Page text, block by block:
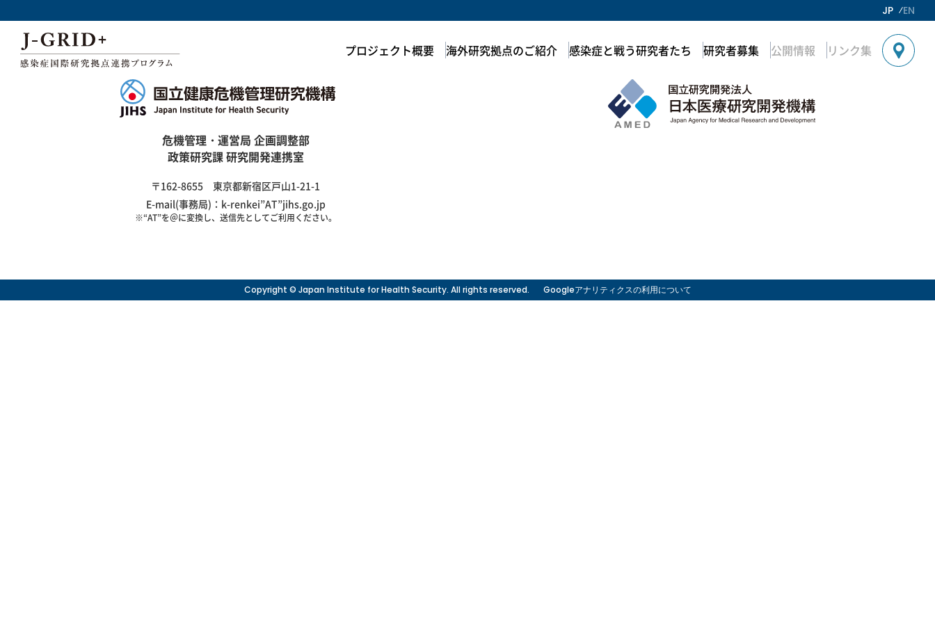
JP EN
プロジェクト概要 海外研究拠点のご紹介 感染症と戦う研究者たち 研究者募集 公開情報 リンク集
危機管理・運営局 企画調整部
政策研究課 研究開発連携室
〒162-8655 東京都新宿区戸山1-21-1
E-mail(事務局)：k-renkei”AT”jihs.go.jp
※“AT”を＠に変換し、送信先としてご利用ください。
Copyright © Japan Institute for Health Security. All rights reserved. Googleアナリティクスの利用について